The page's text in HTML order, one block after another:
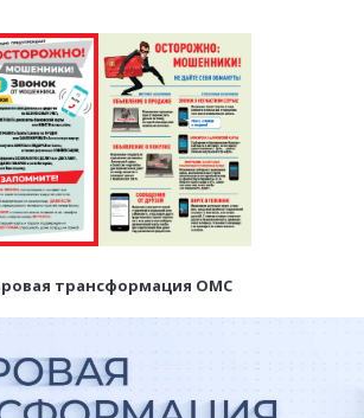
трансформация ОМС